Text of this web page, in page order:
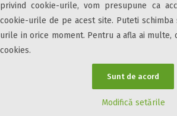
privind cookie-urile, vom presupune ca
cookie-urile de pe acest site. Puteti
urile in orice moment. Pentru a afla ai multe,
cookies.
Sunt de acord
Modifică setările
© 2026 Cazare7. Toate drepturile
Obiective turistice